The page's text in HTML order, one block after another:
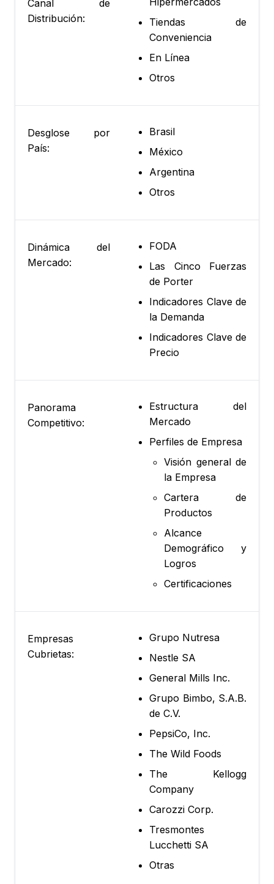
Canal de
Distribución:
Tiendas de
Conveniencia
En Línea
Otros
Desglose por
País:
Brasil
México
Argentina
Otros
Dinámica del
Mercado:
FODA
Las Cinco Fuerzas
de Porter
Indicadores Clave de
la Demanda
Indicadores Clave de
Precio
Panorama
Competitivo:
Estructura del
Mercado
Perfiles de Empresa
Visión general de
la Empresa
Cartera de
Productos
Alcance
Demográfico y
Logros
Certificaciones
Empresas
Cubrietas:
Grupo Nutresa
Nestle SA
General Mills Inc.
Grupo Bimbo, S.A.B.
de C.V.
PepsiCo, Inc.
The Wild Foods
The Kellogg
Company
Carozzi Corp.
Tresmontes
Lucchetti SA
Otras